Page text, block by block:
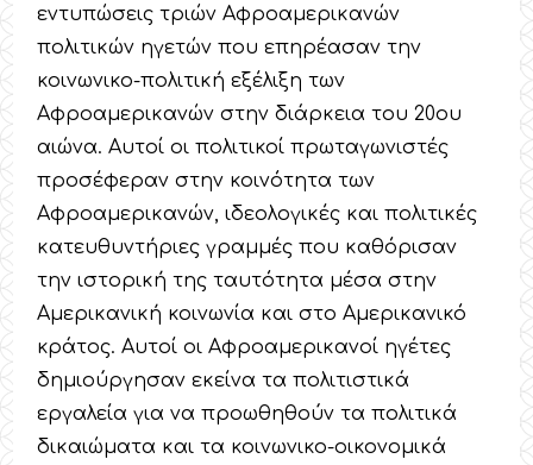
εντυπώσεις τριών Αφροαμερικανών
πολιτικών ηγετών που επηρέασαν την
κοινωνικο-πολιτική εξέλιξη των
Αφροαμερικανών στην διάρκεια του 20ου
αιώνα. Αυτοί οι πολιτικοί πρωταγωνιστές
προσέφεραν στην κοινότητα των
Αφροαμερικανών, ιδεολογικές και πολιτικές
κατευθυντήριες γραμμές που καθόρισαν
την ιστορική της ταυτότητα μέσα στην
Αμερικανική κοινωνία και στο Αμερικανικό
κράτος. Αυτοί οι Αφροαμερικανοί ηγέτες
δημιούργησαν εκείνα τα πολιτιστικά
εργαλεία για να προωθηθούν τα πολιτικά
δικαιώματα και τα κοινωνικο-οικονομικά